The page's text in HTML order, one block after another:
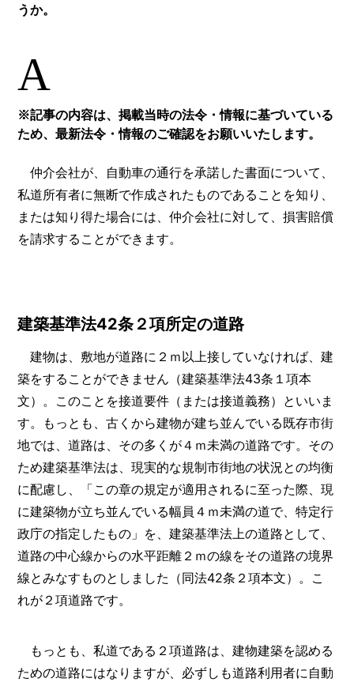
うか。
A
※記事の内容は、掲載当時の法令・情報に基づいている
ため、最新法令・情報のご確認をお願いいたします。
仲介会社が、自動車の通行を承諾した書面について、
私道所有者に無断で作成されたものであることを知り、
または知り得た場合には、仲介会社に対して、損害賠償
を請求することができます。
建築基準法42条２項所定の道路
建物は、敷地が道路に２ｍ以上接していなければ、建
築をすることができません（建築基準法43条１項本
文）。このことを接道要件（または接道義務）といいま
す。もっとも、古くから建物が建ち並んでいる既存市街
地では、道路は、その多くが４ｍ未満の道路です。その
ため建築基準法は、現実的な規制市街地の状況との均衡
に配慮し、「この章の規定が適用されるに至った際、現
に建築物が立ち並んでいる幅員４ｍ未満の道で、特定行
政庁の指定したもの」を、建築基準法上の道路として、
道路の中心線からの水平距離２ｍの線をその道路の境界
線とみなすものとしました（同法42条２項本文）。こ
れが２項道路です。
もっとも、私道である２項道路は、建物建築を認める
ための道路にはなりますが、必ずしも道路利用者に自動